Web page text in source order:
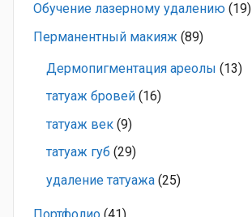
Обучение лазерному удалению (19)
Перманентный макияж (89)
Дермопигментация ареолы (13)
татуаж бровей (16)
татуаж век (9)
татуаж губ (29)
удаление татуажа (25)